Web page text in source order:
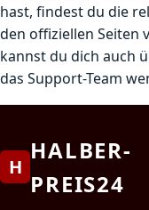
hast, findest du die
den offiziellen Seiten
kannst du dich auch
das Support-Team
H
HALBER-
PREIS24